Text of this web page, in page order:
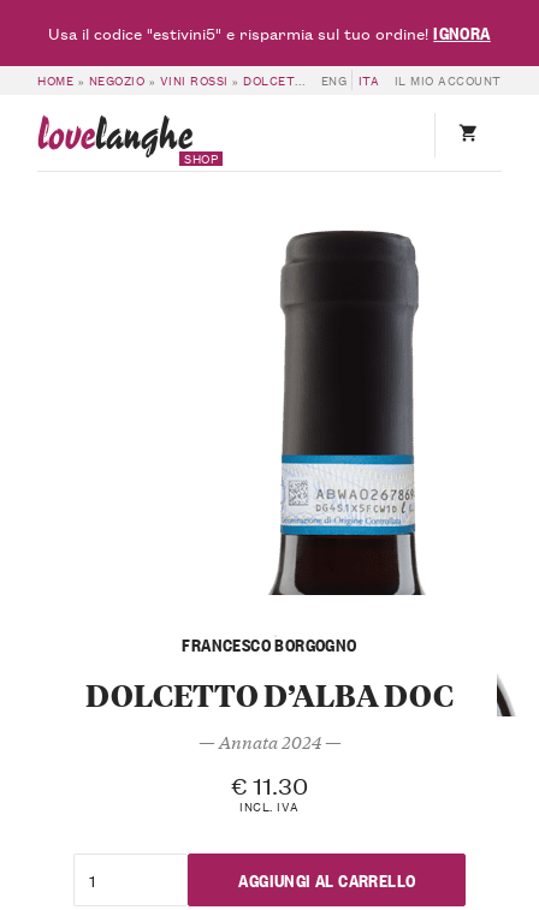
HOME » NEGOZIO » VINI ROSSI »DOLCETTO DOC & DOGLIANI DOCG »
ENG ITA IL MIO ACCOUNT
lovelanghe
SHOP
FRANCESCO BORGOGNO
DOLCETTO D’ALBA DOC
— Annata 2024 —
€ 11.30
INCL. IVA
AGGIUNGI AL CARRELLO
Usa il codice "estivini5" e risparmia sul tuo ordine!IGNORA